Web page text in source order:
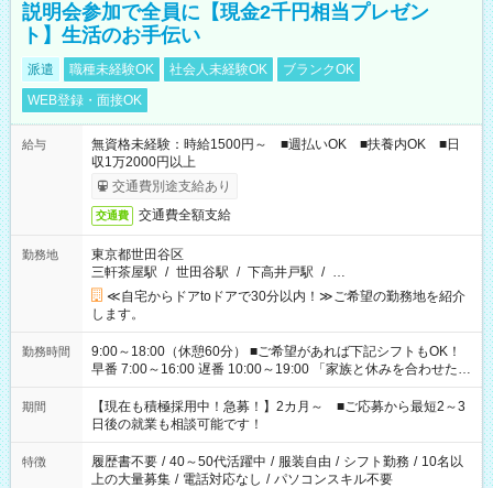
説明会参加で全員に【現金2千円相当プレゼン
ト】生活のお手伝い
派遣 職種未経験OK 社会人未経験OK
ブランクOK
WEB登録・面接OK
給与
無資格未経験：時給1500円～ ■週払いOK ■扶養内OK ■日
収1万2000円以上
交通費別途支給あり
交通費 交通費全額支給
勤務地
東京都世田谷区
三軒茶屋駅 / 世田谷駅 / 下高井戸駅 / …
≪自宅からドアtoドアで30分以内！≫ご希望の勤務地を紹介
します。
勤務時間
9:00～18:00（休憩60分） ■ご希望があれば下記シフトもOK！
早番 7:00～16:00 遅番 10:00～19:00 「家族と休みを合わせた
い」 「余裕を持って夕飯の準備がしたい」 「できれば残業はし
たくない」 など、ご希望を教えてくださいね。 ※Wワーク希望
の方へ 今ご覧のお仕事で希望する勤務時間と、もう1つのお仕事
の勤務時間。 合計で週40時間を超える場合は応募できません。
期間
【現在も積極採用中！急募！】2カ月～ ■ご応募から最短2～3
日後の就業も相談可能です！
特徴 履歴書不要 / 40～50代活躍中 / 服装自由 / シフト勤務 / 10名以
上の大量募集 / 電話対応なし / パソコンスキル不要